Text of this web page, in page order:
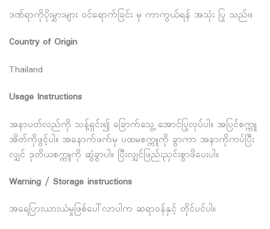
ဒဏ်ရာကိုပိုးမွှားများ ဝင်ရောက်ခြင်း မှ ကာကွယ်ရန် အသုံး ပြု သည်၊။
Country of Origin
Thailand
Usage Instructions
အနာပတ်လည်ကို သန့်ရှင်း၍ ခြောက်သွေ့ အောင်ပြုလုပ်ပါ။ အပြင်စက္ကူ
အိတ်ကိုဖွင့်ပါ။ အနောက်ဖက်မှ ပထမစက္ကူကို ခွာကာ အနာကိုကပ်ပြီး
လျှင် ဒုတိယစက္ကူကို ဆွဲခွာပါ။ ပြီးလျှင်ဖြည်းညှင်းစွာဖိပေးပါ။
Warning / Storage instructions
အရေပြားယားယံမှုဖြစ်ပေါ်လာပါက ဆရာ၀န်နှင့် တိုင်ပင်ပါ။